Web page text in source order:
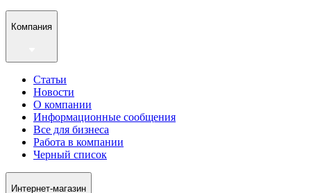
Компания
Статьи
Новости
О компании
Информационные сообщения
Все для бизнеса
Работа в компании
Черный список
Интернет-магазин